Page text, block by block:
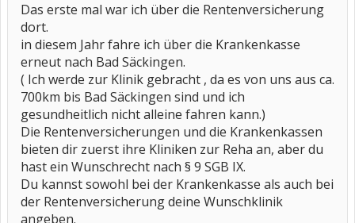
Das erste mal war ich über die Rentenversicherung
dort.
in diesem Jahr fahre ich über die Krankenkasse
erneut nach Bad Säckingen.
( Ich werde zur Klinik gebracht , da es von uns aus ca.
700km bis Bad Säckingen sind und ich
gesundheitlich nicht alleine fahren kann.)
Die Rentenversicherungen und die Krankenkassen
bieten dir zuerst ihre Kliniken zur Reha an, aber du
hast ein Wunschrecht nach § 9 SGB IX.
Du kannst sowohl bei der Krankenkasse als auch bei
der Rentenversicherung deine Wunschklinik
angeben.